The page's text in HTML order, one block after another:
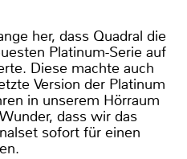
her, dass Quadral die
Platinum-Serie auf
Diese machte auch
Version der Platinum
in unserem Hörraum
dass wir das
sofort für einen